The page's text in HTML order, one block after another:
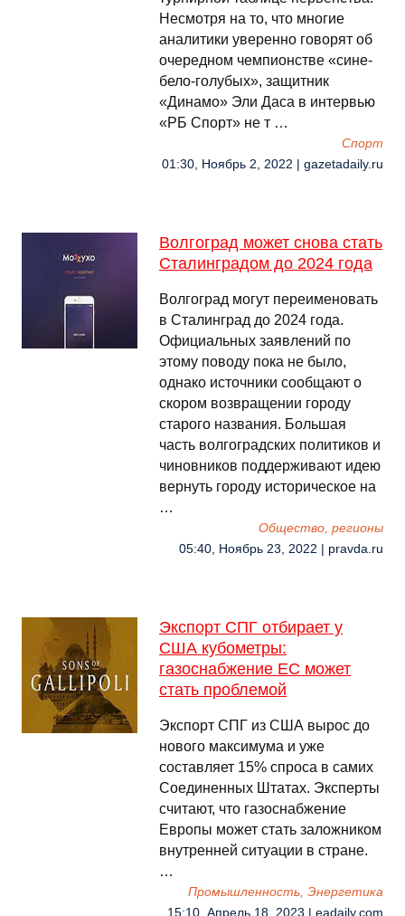
Несмотря на то, что многие
аналитики уверенно говорят об
очередном чемпионстве «сине-
бело-голубых», защитник
«Динамо» Эли Даса в интервью
«РБ Спорт» не т …
Спорт
01:30, Ноябрь 2, 2022 | gazetadaily.ru
Волгоград может снова стать
Сталинградом до 2024 года
Волгоград могут переименовать
в Сталинград до 2024 года.
Официальных заявлений по
этому поводу пока не было,
однако источники сообщают о
скором возвращении городу
старого названия. Большая
часть волгоградских политиков и
чиновников поддерживают идею
вернуть городу историческое на
…
Общество, регионы
05:40, Ноябрь 23, 2022 | pravda.ru
Экспорт СПГ отбирает у
США кубометры:
газоснабжение ЕС может
стать проблемой
Экспорт СПГ из США вырос до
нового максимума и уже
составляет 15% спроса в самих
Соединенных Штатах. Эксперты
считают, что газоснабжение
Европы может стать заложником
внутренней ситуации в стране.
…
Промышленность, Энергетика
15:10, Апрель 18, 2023 | eadaily.com